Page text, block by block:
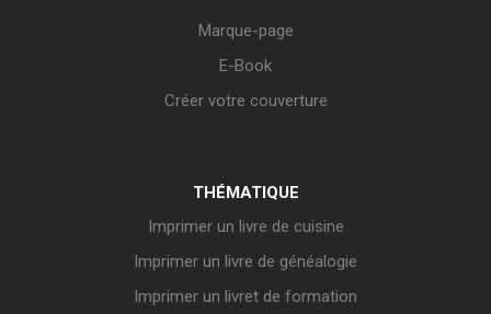
Marque-page
E-Book
Créer votre couverture
THÉMATIQUE
Imprimer un livre de cuisine
Imprimer un livre de généalogie
Imprimer un livret de formation